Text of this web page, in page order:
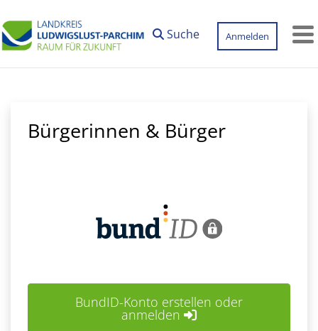
Suche
Anmelden
Bürgerinnen & Bürger
BundID-Konto erstellen oder
anmelden